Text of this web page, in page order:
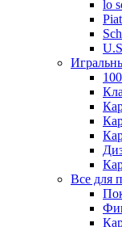
lo
Все для